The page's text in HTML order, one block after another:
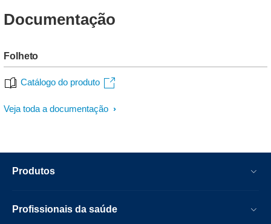
Documentação
Folheto
Catálogo do produto
Veja toda a documentação
Produtos
Profissionais da saúde